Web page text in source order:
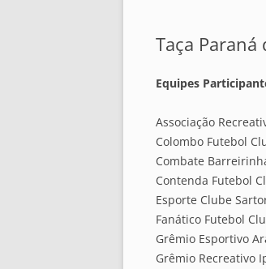
Taça
Equipes
Associação
Colombo Futebol
Combate
Contenda Futebol
Esporte Clube
Fanático Futebol
Grêmio Esportivo
Grêmio Recreativo